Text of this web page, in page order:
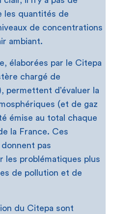
les quantités de
de concentrations
ambiant.
élaborées par le Citepa
chargé de
permettent d’évaluer la
(et de gaz
émise au total chaque
la France. Ces
donnent pas
les problématiques plus
de pollution et de
du Citepa sont